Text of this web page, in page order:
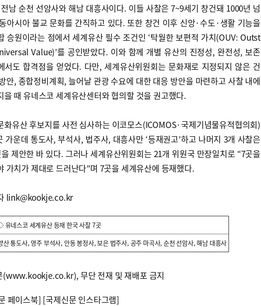
남 순천 선암사와 해남 대흥사이다. 이들 사찰은 7~9세기 창건돼 1000년 넘
아시아 불교 문화를 간직하고 있다. 또한 창건 이후 신앙·수도·생활 기능을
승원이라는 점에서 세계유산 필수 조건인 ‘탁월한 보편적 가치(OUV: Outst
Value)’를 공인받았다. 이와 함께 개별 유산의 진정성, 완전성, 보존
서도 합격점을 얻었다. 다만, 세계유산위원회는 문화재로 지정되지 않은 건
안, 종합정비계획, 늘어날 관광 수요에 대한 대응 방안을 마련하고 사찰 내에
을 때 유네스코 세계유산센터와 협의할 것을 권고했다.
화유산 후보지를 사전 심사하는 이코모스(ICOMOS·국제기념물유적협의회)
가운데 통도사, 부석사, 법주사, 대흥사만 ‘등재권고’하고 나머지 3개 사찰은
을 제안한 바 있다. 그러나 세계유산위원회는 21개 위원국 만장일치로 “7곳을
가치가 제대로 드러난다”며 7곳을 세계유산에 등재했다.
link@kookje.co.kr
유네스코 세계유산 등재 한국 사찰 7곳
산 통도사, 영주 부석사, 안동 봉정사, 보은 법주사, 공주 마곡사, 순천 선암사, 해남 대흥사
무단 전재 및 재배포 금지
페이스북] [국제신문 인스타그램]